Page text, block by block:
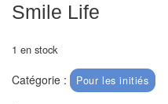
Echiquiers
Echiquiers
clubs
Smile Life
1 en stock
Catégorie : Pour les initiés